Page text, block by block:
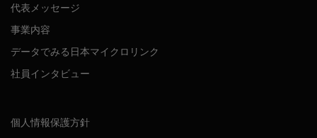
代表メッセージ
事業内容
データでみる日本マイクロリンク
社員インタビュー
個人情報保護方針